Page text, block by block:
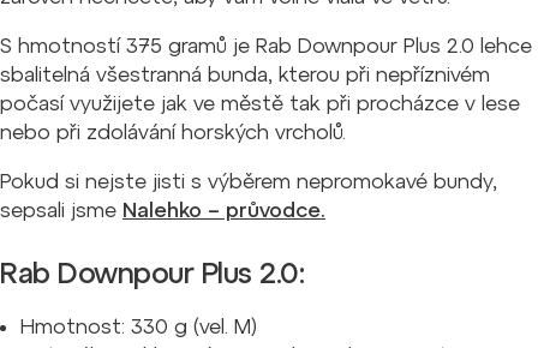
S hmotností 375 gramů je Rab Downpour Plus 2.0 lehce
sbalitelná všestranná bunda, kterou při nepříznivém
počasí využijete jak ve městě tak při procházce v lese
nebo při zdolávání horských vrcholů.
Pokud si nejste jisti s výběrem nepromokavé bundy,
sepsali jsme Nalehko – průvodce.
Rab Downpour Plus 2.0:
Hmotnost: 330 g (vel. M)